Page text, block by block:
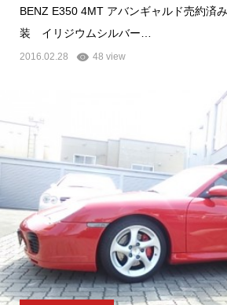
BENZ E350 4MT アバンギャルド売約済
装 イリジウムシルバー…
2016.02.28 48 view